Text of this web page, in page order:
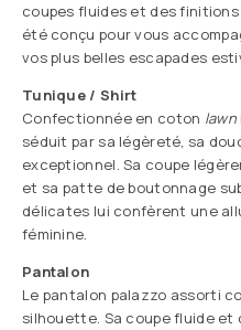
coupes fluides et des
été conçu pour vous
vos plus belles escapades
Tunique / Shirt
Confectionnée en coton lawn
séduit par sa légèreté, sa
exceptionnel. Sa coupe
et sa patte de boutonnage
délicates lui confèrent une
féminine.
Pantalon
Le pantalon palazzo assorti
silhouette. Sa coupe fluide